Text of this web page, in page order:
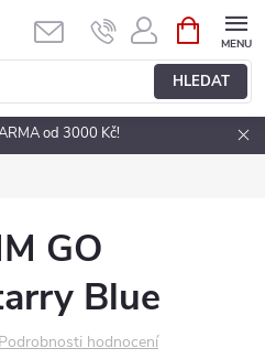
HLEDAT
NÁKUPNÍ
KOŠÍK
od 3000 Kč!
GO
Blue
Podrobnosti hodnocení